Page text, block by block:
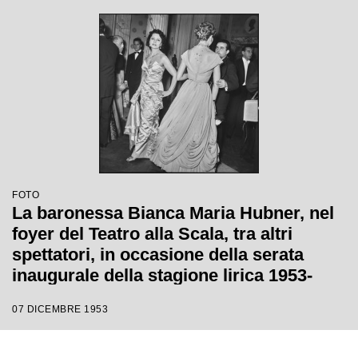
FOTO
La baronessa Bianca Maria Hubner, nel
foyer del Teatro alla Scala, tra altri
spettatori, in occasione della serata
inaugurale della stagione lirica 1953-
Catalani, diretta da Carlo Maria Giulini,
07 DICEMBRE 1953